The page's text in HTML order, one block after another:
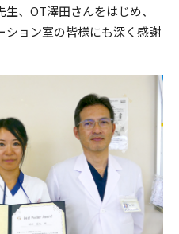
、OT澤田さんをはじめ、
ション室の皆様にも深く感謝